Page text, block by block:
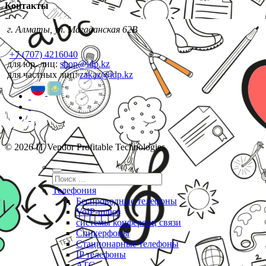
Контакты
г. Алматы, ул. Магаданская 62В
+7 (707) 4216040
для юр. лиц: shop@idp.kz
для частных лиц:zakaz@idp.kz
© 2026 IT Vendor Profitable Technologies
Телефония
Беспроводные телефоны
VoIP-шлюз
системы конференц связи
Спикерфоны
Стационарные телефоны
IP телефоны